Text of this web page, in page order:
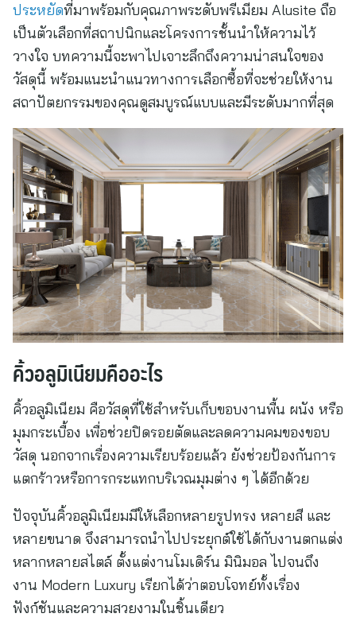
ประหยัดที่มาพร้อมกับคุณภาพระดับพรีเมียม Alusite ถือ
เป็นตัวเลือกที่สถาปนิกและโครงการชั้นนำให้ความไว้
วางใจ บทความนี้จะพาไปเจาะลึกถึงความน่าสนใจของ
วัสดุนี้ พร้อมแนะนำแนวทางการเลือกซื้อที่จะช่วยให้งาน
สถาปัตยกรรมของคุณดูสมบูรณ์แบบและมีระดับมากที่สุด
คิ้วอลูมิเนียมคืออะไร
คิ้วอลูมิเนียม คือวัสดุที่ใช้สำหรับเก็บขอบงานพื้น ผนัง หรือ
มุมกระเบื้อง เพื่อช่วยปิดรอยตัดและลดความคมของขอบ
วัสดุ นอกจากเรื่องความเรียบร้อยแล้ว ยังช่วยป้องกันการ
แตกร้าวหรือการกระแทกบริเวณมุมต่าง ๆ ได้อีกด้วย
ปัจจุบันคิ้วอลูมิเนียมมีให้เลือกหลายรูปทรง หลายสี และ
หลายขนาด จึงสามารถนำไปประยุกต์ใช้ได้กับงานตกแต่ง
หลากหลายสไตล์ ตั้งแต่งานโมเดิร์น มินิมอล ไปจนถึง
งาน Modern Luxury เรียกได้ว่าตอบโจทย์ทั้งเรื่อง
ฟังก์ชันและความสวยงามในชิ้นเดียว